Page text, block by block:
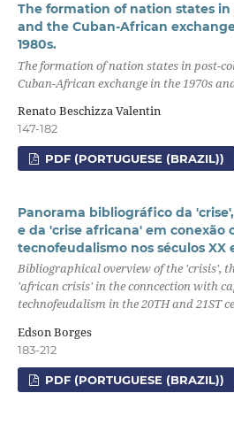
The formation of nation states
and the Cuban-African
1980s.
The formation of nation states in post-
Cuban-African exchange in the 1970s
Renato Beschizza Valentin
147-182
PDF (PORTUGUESE (BRAZIL))
Panorama bibliográfico da
e da 'crise africana' em conexão
tecnofeudalismo nos séculos XX
Bibliographical overview of the 'crisis',
'african crisis' in the conncection with
technofeudalism in the 20TH and 21ST
Edson Borges
183-212
PDF (PORTUGUESE (BRAZIL))